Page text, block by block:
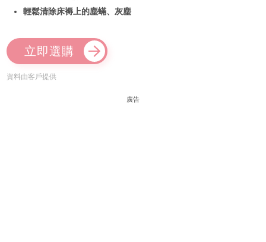
輕鬆清除床褥上的塵蟎、灰塵
立即選購
資料由客戶提供
廣告